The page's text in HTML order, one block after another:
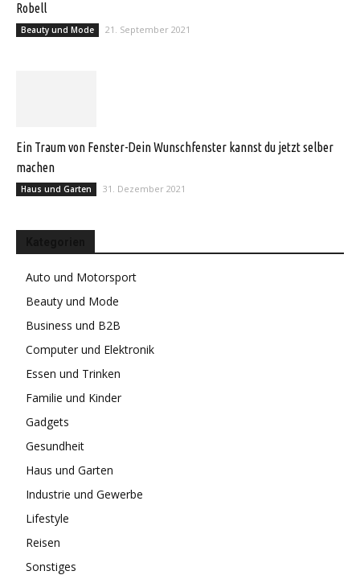
Robell
Beauty und Mode 21. September 2021
Ein Traum von Fenster-Dein Wunschfenster kannst du jetzt selber
machen
Haus und Garten 31. Dezember 2021
Auto und Motorsport
Beauty und Mode
Business und B2B
Computer und Elektronik
Essen und Trinken
Familie und Kinder
Gadgets
Gesundheit
Haus und Garten
Industrie und Gewerbe
Lifestyle
Reisen
Sonstiges